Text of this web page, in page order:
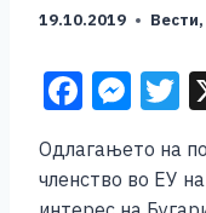
19.10.2019 Вести,
F
c
M
ss
T
tt
Одлагањето на
членство во ЕУ